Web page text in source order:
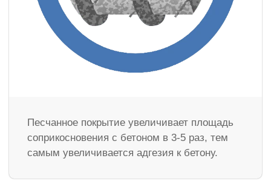
Песчанное покрытие увеличивает площадь
соприкосновения с бетоном в 3-5 раз, тем
самым увеличивается адгезия к бетону.